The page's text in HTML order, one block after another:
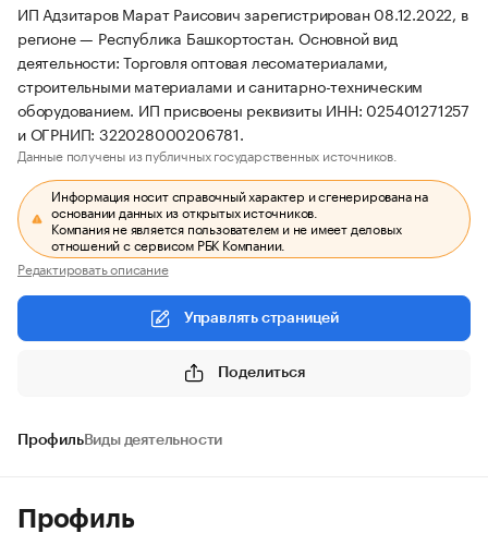
ИП Адзитаров Марат Раисович зарегистрирован 08.12.2022, в
регионе — Республика Башкортостан. Основной вид
деятельности: Торговля оптовая лесоматериалами,
строительными материалами и санитарно-техническим
оборудованием. ИП присвоены реквизиты ИНН: 025401271257
и ОГРНИП: 322028000206781.
Данные получены из публичных государственных источников.
Информация носит справочный характер и сгенерирована на
основании данных из открытых источников.
Компания не является пользователем и не имеет деловых
отношений с сервисом РБК Компании.
Редактировать описание
Управлять страницей
Поделиться
ПрофильВиды деятельности
Профиль